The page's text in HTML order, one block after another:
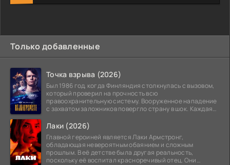
Только добавленные
Точка взрыва (2026)
Был 1986 год, когда Финляндия столкнулась с вызовом,
который проверил на прочность всю
правоохранительную систему. Вооруженное нападение
с захватом заложников повергло страну в шок. Каждая
Лаки (2026)
Главной героиней является Лаки Армстронг,
обладающая невероятным обаянием и сложным
прошлым. В её детстве была другая реальность,
поскольку её воспитал красноречивый отец. Они